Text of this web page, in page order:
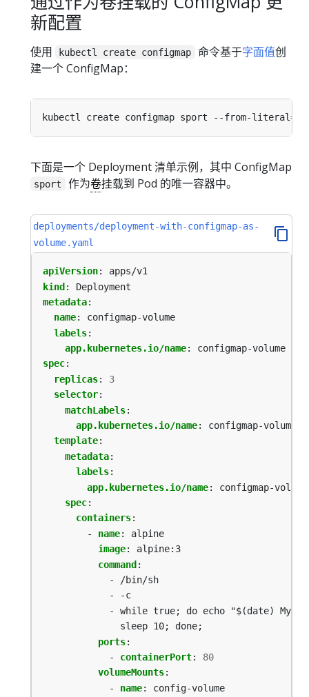
新配置
使用 kubectl create configmap 命令基于字面值创
建一个 ConfigMap：
kubectl create configmap sport --from-literal=
下面是一个 Deployment 清单示例，其中 ConfigMap
sport 作为卷挂载到 Pod 的唯一容器中。
deployments/deployment-with-configmap-as-
volume.yaml
apiVersion:
apps/v1
kind:
Deployment
metadata:
name:
configmap-volume
labels:
app.kubernetes.io/name:
configmap-volume
spec:
replicas:
3
selector:
matchLabels:
app.kubernetes.io/name:
configmap-volume
template:
metadata:
labels:
app.kubernetes.io/name:
configmap-volume
spec:
containers:
- name:
alpine
image:
alpine:3
command:
- /bin/sh
- -c
- while true; do echo "$(date) My
sleep 10; done;
ports:
- containerPort:
80
volumeMounts:
- name:
config-volume